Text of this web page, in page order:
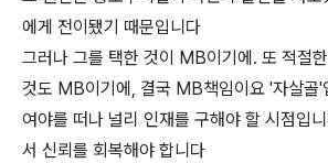
에게 전이됐기 때문입니다
그러나 그를 택한 것이 MB이기에. 또 적절
것도 MB이기에, 결국 MB책임이요 '자살골'
여야를 떠나 널리 인재를 구해야 할 시점입
서 신뢰를 회복해야 합니다